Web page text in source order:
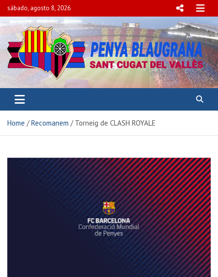
sábado, agosto 8, 2026
PENYA BLAUGRANA
SANT CUGAT DEL VALLÈS
Home Recomanem Torneig de CLASH ROYALE